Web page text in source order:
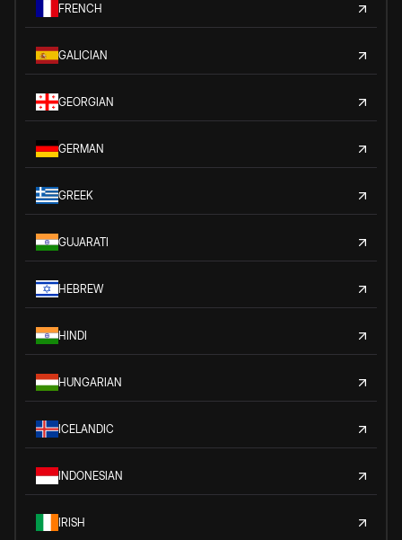
FRENCH
GALICIAN
GEORGIAN
GERMAN
GREEK
GUJARATI
HEBREW
HINDI
HUNGARIAN
ICELANDIC
INDONESIAN
IRISH